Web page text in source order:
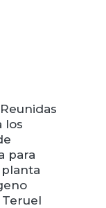
los
para